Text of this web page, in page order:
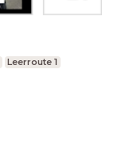
Leerroute 1